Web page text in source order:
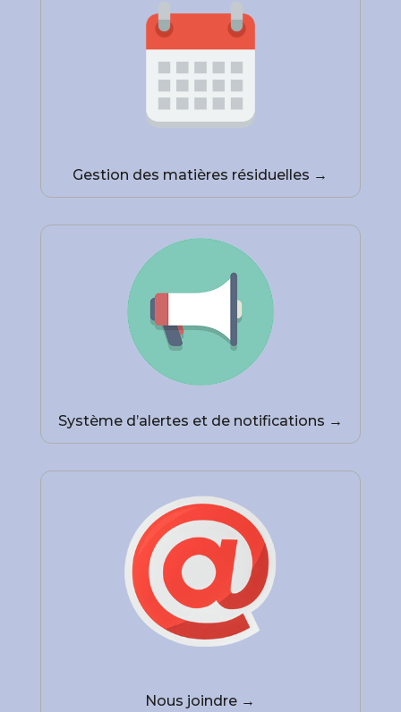
Gestion des matières résiduelles →
Système d’alertes et de notifications →
Nous joindre →